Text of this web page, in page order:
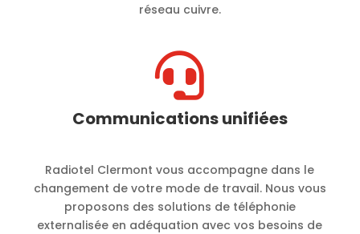
réseau cuivre.

Communications unifiées
Radiotel Clermont vous accompagne dans le
changement de votre mode de travail. Nous vous
proposons des solutions de téléphonie
externalisée en adéquation avec vos besoins de